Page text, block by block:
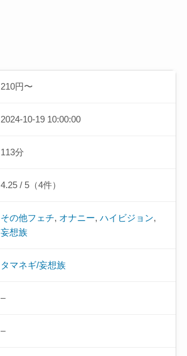
210円〜
2024-10-19 10:00:00
113分
4.25 / 5（4件）
その他フェチ, オナニー, ハイビジョン,
妄想族
タマネギ/妄想族
–
–